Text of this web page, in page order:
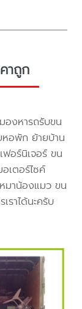
าถูก
องหารถรับขน
อพัก ย้ายบ้าน
อร์นิเจอร์ ขน
เตอร์ไซค์
มาน้องแมว ขน
ราได้นะครับ